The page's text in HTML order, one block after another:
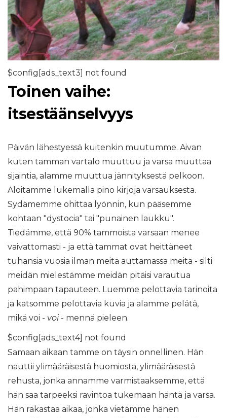
$config[ads_text3] not found
Toinen vaihe:
itsestäänselvyys
Päivän lähestyessä kuitenkin muutumme. Aivan
kuten tamman vartalo muuttuu ja varsa muuttaa
sijaintia, alamme muuttua jännityksestä pelkoon.
Aloitamme lukemalla pino kirjoja varsauksesta.
Sydämemme ohittaa lyönnin, kun pääsemme
kohtaan "dystocia" tai "punainen laukku".
Tiedämme, että 90% tammoista varsaan menee
vaivattomasti - ja että tammat ovat heittäneet
tuhansia vuosia ilman meitä auttamassa meitä - silti
meidän mielestämme meidän pitäisi varautua
pahimpaan tapauteen. Luemme pelottavia tarinoita
ja katsomme pelottavia kuvia ja alamme pelätä,
mikä voi - voi- mennä pieleen.
$config[ads_text4] not found
Samaan aikaan tamme on täysin onnellinen. Hän
nauttii ylimääräisestä huomiosta, ylimääräisestä
rehusta, jonka annamme varmistaaksemme, että
hän saa tarpeeksi ravintoa tukemaan häntä ja varsa.
Hän rakastaa aikaa, jonka vietämme hänen